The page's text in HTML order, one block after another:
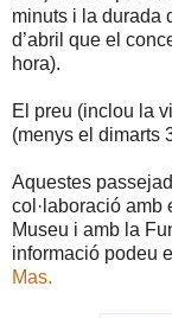
minuts i la durada
d’abril que el
hora).
El preu (inclou la
(menys el dimarts
Aquestes
col·laboració amb
Museu i amb la
informació podeu
Mas.